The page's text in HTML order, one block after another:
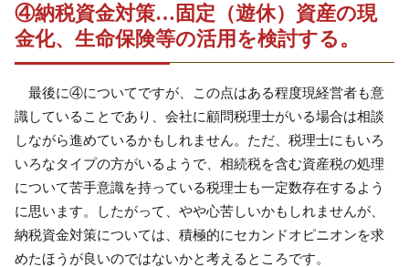
④納税資金対策…固定（遊休）資産の現
金化、生命保険等の活用を検討する。
最後に④についてですが、この点はある程度現経営者も意
識していることであり、会社に顧問税理士がいる場合は相談
しながら進めているかもしれません。ただ、税理士にもいろ
いろなタイプの方がいるようで、相続税を含む資産税の処理
について苦手意識を持っている税理士も一定数存在するよう
に思います。したがって、やや心苦しいかもしれませんが、
納税資金対策については、積極的にセカンドオピニオンを求
めたほうが良いのではないかと考えるところです。